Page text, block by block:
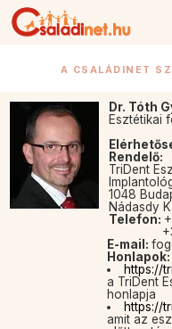
A CSALÁDINET
Dr. Tóth
Esztétikai
Rendelő:
TriDent
1048
Nádasdy
Telefon:
+36-
E-mail:
Honlapok:
https://
a TriDent
honlapja
https://
amit az